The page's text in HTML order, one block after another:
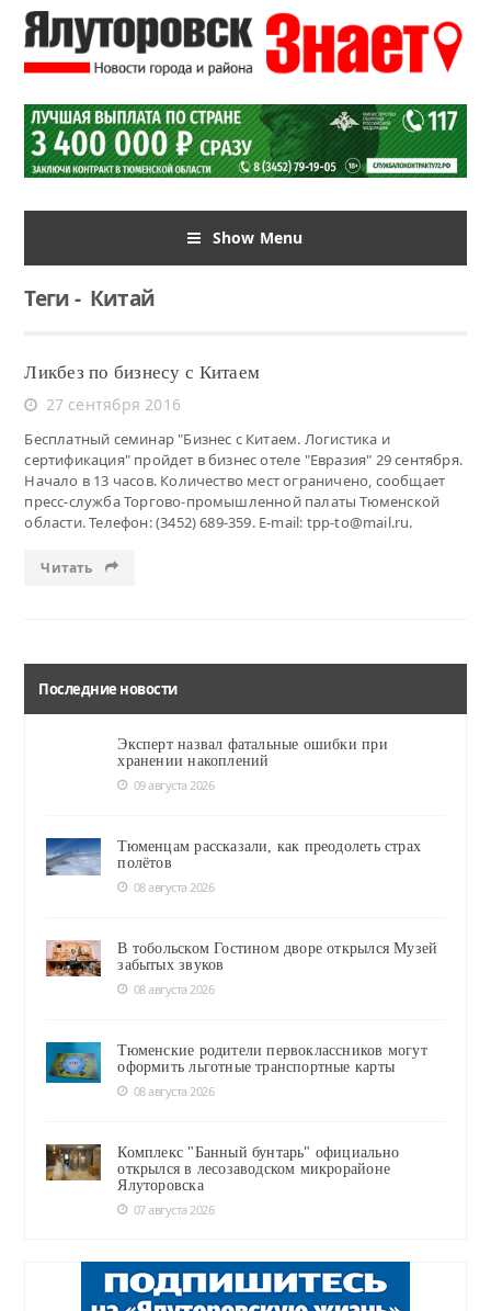
Show Menu
Теги-Китай
Ликбез по бизнесу с Китаем
27 сентября 2016
Бесплатный семинар "Бизнес с Китаем. Логистика и
сертификация" пройдет в бизнес отеле "Евразия" 29 сентября.
Начало в 13 часов. Количество мест ограничено, сообщает
пресс-служба Торгово-промышленной палаты Тюменской
области. Телефон: (3452) 689-359. E-mail: tpp-to@mail.ru.
Читать
Последние новости
Эксперт назвал фатальные ошибки при
хранении накоплений
09 августа 2026
Тюменцам рассказали, как преодолеть страх
полётов
08 августа 2026
В тобольском Гостином дворе открылся Музей
забытых звуков
08 августа 2026
Тюменские родители первоклассников могут
оформить льготные транспортные карты
08 августа 2026
Комплекс "Банный бунтарь" официально
открылся в лесозаводском микрорайоне
Ялуторовска
07 августа 2026